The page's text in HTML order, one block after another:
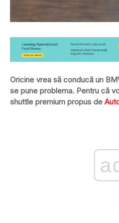
Oricine vrea să conducă un
se pune problema. Pentru că
shuttle premium propus de